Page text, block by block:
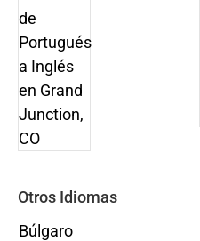
Otros Idiomas
Búlgaro